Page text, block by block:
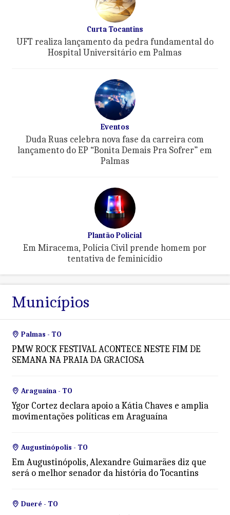
Curta Tocantins
UFT realiza lançamento da pedra fundamental do
Hospital Universitário em Palmas
Eventos
Duda Ruas celebra nova fase da carreira com
lançamento do EP “Bonita Demais Pra Sofrer” em
Palmas
Plantão Policial
Em Miracema, Polícia Civil prende homem por
tentativa de feminicídio
Municípios
Palmas - TO
PMW ROCK FESTIVAL ACONTECE NESTE FIM DE
SEMANA NA PRAIA DA GRACIOSA
Araguaína - TO
Ygor Cortez declara apoio a Kátia Chaves e amplia
movimentações políticas em Araguaína
Augustinópolis - TO
Em Augustinópolis, Alexandre Guimarães diz que
será o melhor senador da história do Tocantins
Dueré - TO